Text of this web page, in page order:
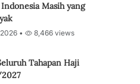
Masih yang
• 8,466 views
Tahapan Haji